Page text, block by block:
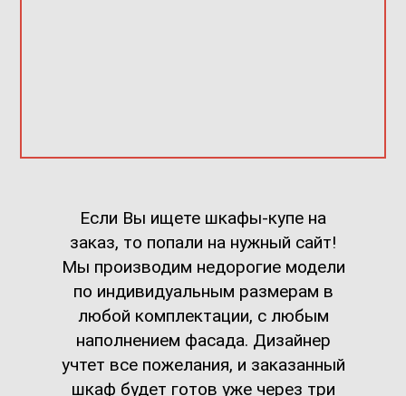
Если Вы ищете шкафы-купе на
заказ, то попали на нужный сайт!
Мы производим недорогие модели
по индивидуальным размерам в
любой комплектации, с любым
наполнением фасада. Дизайнер
учтет все пожелания, и заказанный
шкаф будет готов уже через три